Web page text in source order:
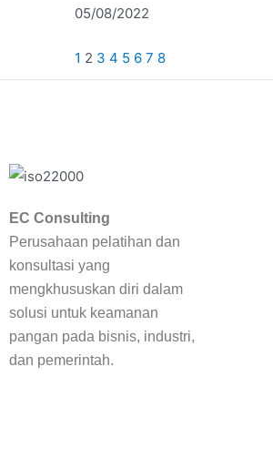
05/08/2022
1 2 3 4 5 6 7 8
EC Consulting
Perusahaan pelatihan dan
konsultasi yang
mengkhususkan diri dalam
solusi untuk keamanan
pangan pada bisnis, industri,
dan pemerintah.